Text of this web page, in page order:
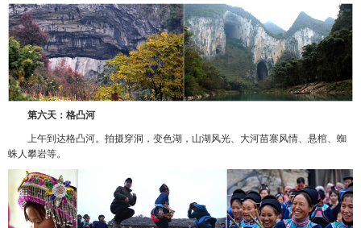
第六天：格凸河
上午到达格凸河。拍摄穿洞，变色湖，山湖风光、大河苗寨风情、悬棺、蜘
蛛人攀岩等。